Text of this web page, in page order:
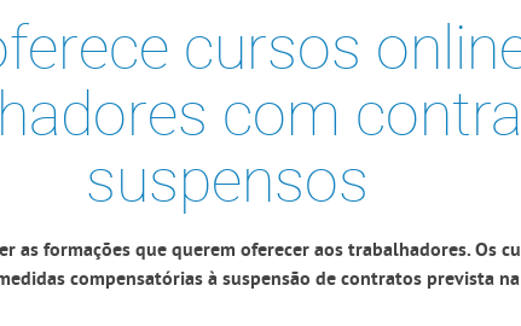
cursos
com
suspensos
as formações que querem oferecer aos trabalhadores. Os
compensatórias à suspensão de contratos prevista